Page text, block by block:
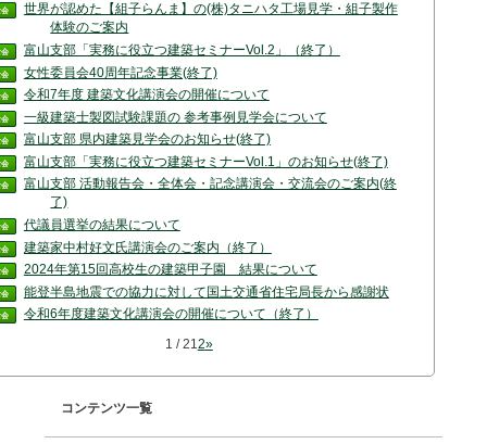
会
世界が認めた【組子らんま】の(株)タニハタ工場見学・組子製作
体験のご案内
会 富山支部「実務に役立つ建築セミナーVol.2」（終了）
会 女性委員会40周年記念事業(終了)
会 令和7年度 建築文化講演会の開催について
会 一級建築士製図試験課題の 参考事例見学会について
会 富山支部 県内建築見学会のお知らせ(終了)
会 富山支部「実務に役立つ建築セミナーVol.1」のお知らせ(終了)
会
富山支部 活動報告会・全体会・記念講演会・交流会のご案内(終
了)
会 代議員選挙の結果について
会 建築家中村好文氏講演会のご案内（終了）
会 2024年第15回高校生の建築甲子園 結果について
会 能登半島地震での協力に対して国土交通省住宅局長から感謝状
会
令和6年度建築文化講演会の開催について（終了）
1 / 212»
コンテンツ一覧